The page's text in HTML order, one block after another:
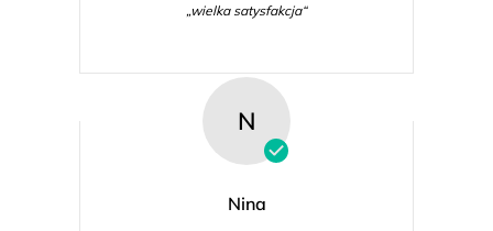
„wielka satysfakcja“
N
Nina